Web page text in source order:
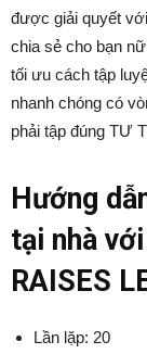
được giải quyết với
chia sẻ cho bạn
tối ưu cách tập
nhanh chóng có
phải tập đúng TƯ
Hướng
tại nhà với
RAISES
Lần lặp: 20